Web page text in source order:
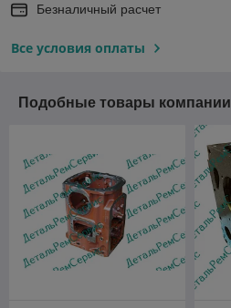
Безналичный расчет
Все условия оплаты
Подобные товары компании